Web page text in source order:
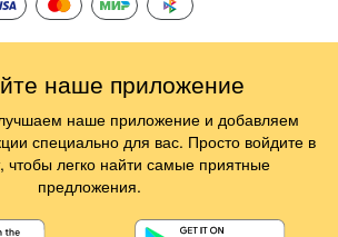
наше приложение
наше приложение и добавляем
специально для вас. Просто войдите в
чтобы легко найти самые приятные
предложения.